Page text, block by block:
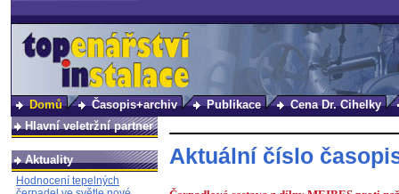
Domů Časopis+archiv Publikace
Cena Dr. Cihelky
Hlavní veletržní partner
Aktuality
Hodnocení tepelných
Aktuální číslo